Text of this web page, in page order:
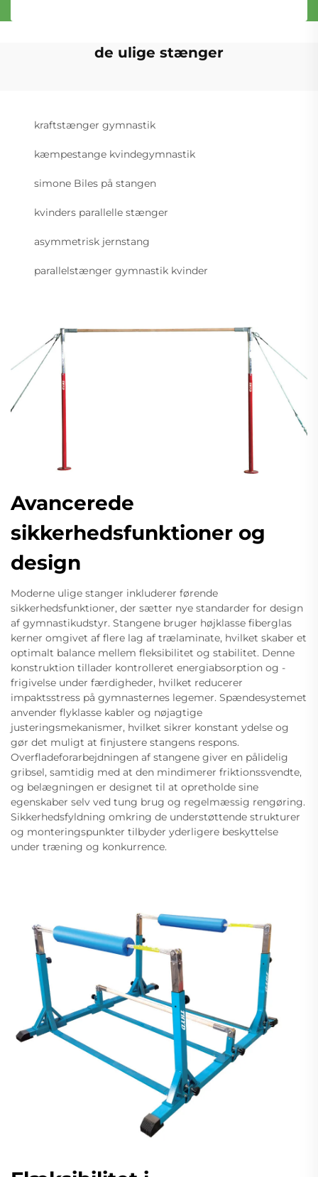
de ulige stænger
kraftstænger gymnastik
kæmpestange kvindegymnastik
simone Biles på stangen
kvinders parallelle stænger
asymmetrisk jernstang
parallelstænger gymnastik kvinder
Avancerede
sikkerhedsfunktioner og
design
Moderne ulige stanger inkluderer førende
sikkerhedsfunktioner, der sætter nye standarder for design
af gymnastikudstyr. Stangene bruger højklasse fiberglas
kerner omgivet af flere lag af trælaminate, hvilket skaber et
optimalt balance mellem fleksibilitet og stabilitet. Denne
konstruktion tillader kontrolleret energiabsorption og -
frigivelse under færdigheder, hvilket reducerer
impaktsstress på gymnasternes legemer. Spændesystemet
anvender flyklasse kabler og nøjagtige
justeringsmekanismer, hvilket sikrer konstant ydelse og
gør det muligt at finjustere stangens respons.
Overfladeforarbejdningen af stangene giver en pålidelig
gribsel, samtidig med at den mindimerer friktionssvendte,
og belægningen er designet til at opretholde sine
egenskaber selv ved tung brug og regelmæssig rengøring.
Sikkerhedsfyldning omkring de understøttende strukturer
og monteringspunkter tilbyder yderligere beskyttelse
under træning og konkurrence.